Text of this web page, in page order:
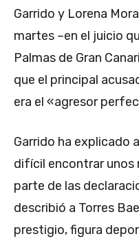
Garrido y Lorena
martes –en el juicio
Palmas de Gran
que el principal
era el «agresor
Garrido ha explicado
difícil encontrar unos
parte de las
describió a Torres
prestigio, figura